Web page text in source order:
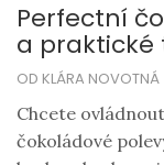
Perfectní
a praktické
OD KLÁRA NOVOTNÁ
Chcete
čokoládové